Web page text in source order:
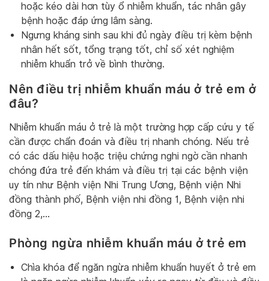
hoặc kéo dài hơn tùy ổ nhiễm khuẩn, tác nhân gây
bệnh hoặc đáp ứng lâm sàng.
Ngưng kháng sinh sau khi đủ ngày điều trị kèm bệnh
nhân hết sốt, tổng trạng tốt, chỉ số xét nghiệm
nhiễm khuẩn trở về bình thường.
Nên điều trị nhiễm khuẩn máu ở trẻ em ở
đâu?
Nhiễm khuẩn máu ở trẻ là một trường hợp cấp cứu y tế
cần được chẩn đoán và điều trị nhanh chóng. Nếu trẻ
có các dấu hiệu hoặc triệu chứng nghi ngờ cần nhanh
chóng đứa trẻ đến khám và điều trị tại các bệnh viện
uy tín như Bệnh viện Nhi Trung Ương, Bệnh viện Nhi
đồng thành phố, Bệnh viện nhi đồng 1, Bệnh viện nhi
đồng 2,…
Phòng ngừa nhiễm khuẩn máu ở trẻ em
Chìa khóa để ngăn ngừa nhiễm khuẩn huyết ở trẻ em